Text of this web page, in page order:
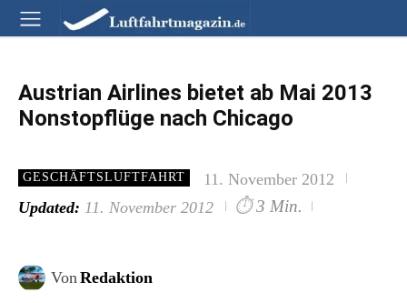
Austrian Airlines bietet ab Mai 2013
Nonstopflüge nach Chicago
GESCHÄFTSLUFTFAHRT
11. November 2012
Updated: 11. November 2012 ⏱ 3 Min.
VonRedaktion